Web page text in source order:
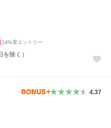
14%要エントリー
除く）
4.37